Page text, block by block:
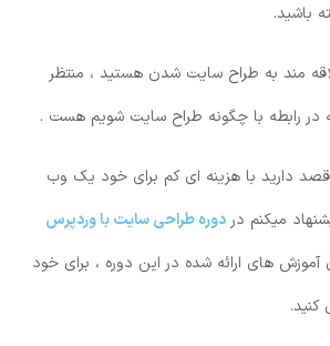
باشید.
مند به طراح سایت شدن هستید ، منتظر
در رابطه با چگونه طراح سایت شویم هست .
قصد دارید با هزینه ای کم برای خود یک وب
میکنم در دوره طراحی سایت با وردپرس
آموزش های ارائه شده در این دوره ، برای خود